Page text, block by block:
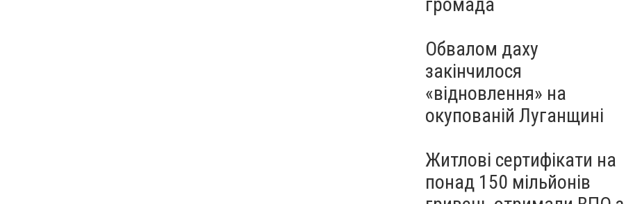
Обвалом даху
закінчилося
«відновлення» на
окупованій Луганщині
Житлові сертифікати на
понад 150 мільйонів